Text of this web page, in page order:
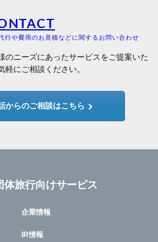
行や費用のお見積などに関するお問い合わせ
のニーズにあったサービスをご提案いた
軽にご相談ください。
からのご相談はこちら
旅行向けサービス
企業情報
IR情報